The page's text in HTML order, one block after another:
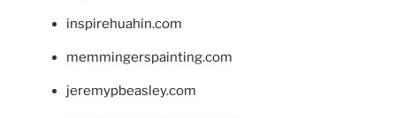
inspirehuahin.com
memmingerspainting.com
jeremypbeasley.com